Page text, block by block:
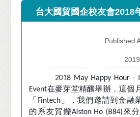
台大國貿國企校友會2018
Published
2018 May Happy Hour -
Event在麥芽堂精釀舉辦，這個
「 Fintech 」，我們邀請到金融
的系友賀鑠Alston Ho (B84)來